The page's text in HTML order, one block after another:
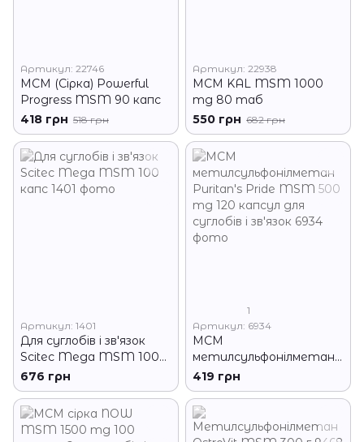
Артикул: 22746
МСМ (Сірка) Powerful
Progress MSM 90 капс
418 грн 518 грн
Артикул: 22938
МСМ KAL MSM 1000
mg 80 таб
550 грн 682 грн
Артикул: 1401
Для суглобів і зв'язок
Scitec Mega MSM 100
капс
676 грн
1
Артикул: 6934
МСМ
метилсульфонілметан
Puritan's Pride MSM 500
mg 120 капсул для
суглобів і зв'язок
419 грн